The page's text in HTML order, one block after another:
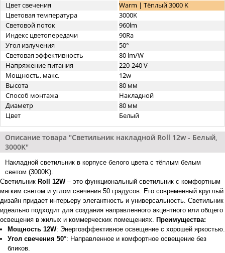
Цвет свечения
Warm | Тёплый 3000 K
Цветовая температура
3000K
Световой поток
960lm
Индекс цветопередачи
90Ra
Угол излучения
50°
Световая эффективность
80 lm/W
Напряжение питания
220-240 V
Мощность, макс.
12w
Высота
80 мм
Способ монтажа
Накладной
Диаметр
80 мм
Цвет
Белый
Описание товара "Светильник накладной Roll 12w - Белый,
3000K"
Накладной светильник в корпусе белого цвета с тёплым белым
светом (3000K).
Светильник Roll 12W– это функциональный светильник с комфортным
мягким светом и углом свечения 50 градусов. Его современный круглый
дизайн придает интерьеру элегантность и универсальность. Светильник
идеально подходит для создания направленного акцентного или общего
освещения в жилых и коммерческих помещениях. Преимущества:
Мощность 12W: Энергоэффективное освещение с хорошей яркостью.
Угол свечения 50°: Направленное и комфортное освещение без
бликов.